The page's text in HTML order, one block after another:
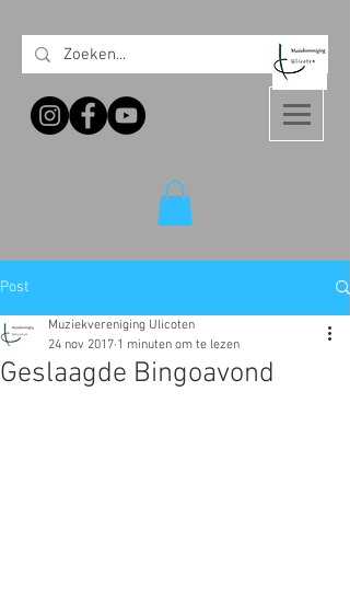
Post
Geslaagde Bingoavond
Muziekvereniging Ulicoten
24 nov 2017 1 minuten om te lezen